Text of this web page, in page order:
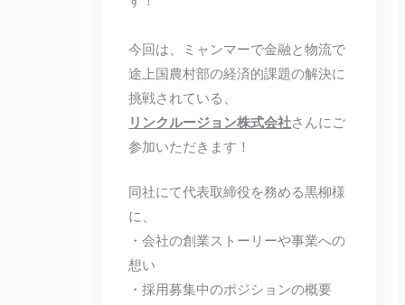
今回は、ミャンマーで金融と物流で
途上国農村部の経済的課題の解決に
挑戦されている、
リンクルージョン株式会社さんにご
参加いただきます！
同社にて代表取締役を務める黒柳様
に、
・会社の創業ストーリーや事業への
想い
・採用募集中のポジションの概要